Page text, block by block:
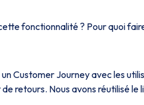
fonctionnalité ? Pour quoi
Customer Journey avec les
retours. Nous avons réutilisé le